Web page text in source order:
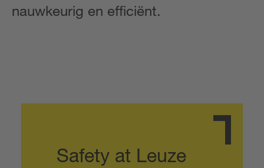
nauwkeurig en efficiënt.
Safety at Leuze